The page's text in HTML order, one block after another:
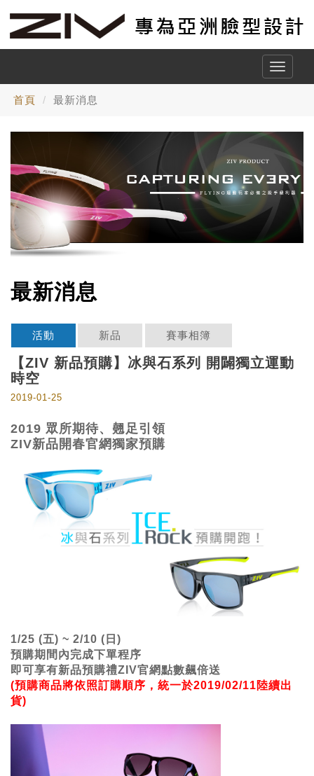
Toggle
首頁 最新消息
最新消息
活動 新品 賽事相簿
【ZIV 新品預購】冰與石系列 開闢獨立運動
時空
2019-01-25
2019 眾所期待、翹足引領
ZIV新品開春官網獨家預購
1/25 (五) ~ 2/10 (日)
預購期間內完成下單程序
即可享有新品預購禮ZIV官網點數飆倍送
(預購商品將依照訂購順序，統一於2019/02/11陸續出
貨)